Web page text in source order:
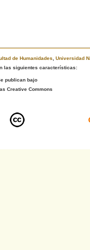
de Humanidades
Universidad
las siguientes características:
publican bajo
Creative Commons